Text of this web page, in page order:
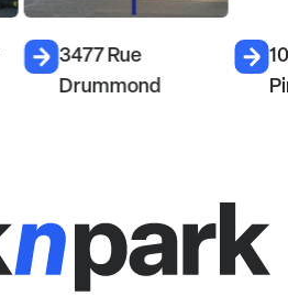
3477 Rue
Drummond